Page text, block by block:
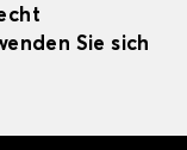
Sie sich